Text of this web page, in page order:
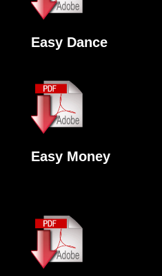
Easy Dance
Easy Money